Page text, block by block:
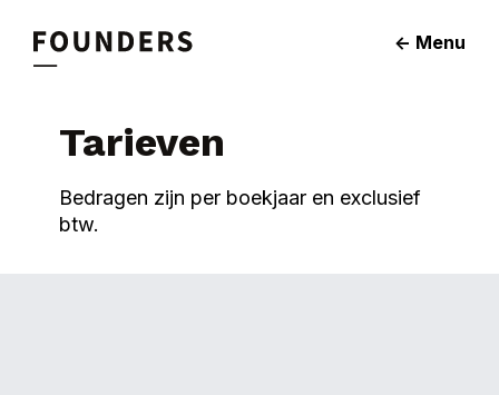
<- Menu
Tarieven
Bedragen zijn per boekjaar en exclusief
btw.